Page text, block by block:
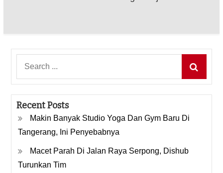
Recent Posts
Makin Banyak Studio Yoga Dan Gym Baru Di
Tangerang, Ini Penyebabnya
Macet Parah Di Jalan Raya Serpong, Dishub
Turunkan Tim